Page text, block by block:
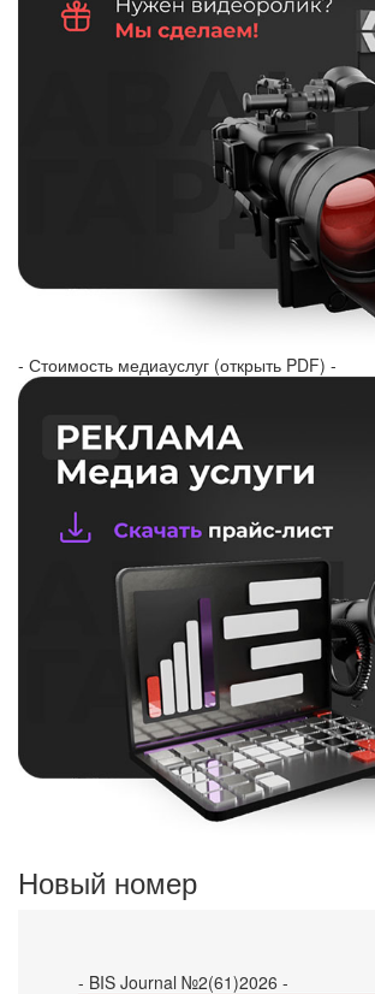
- Стоимость медиауслуг (открыть PDF) -
Новый номер
- BIS Journal №2(61)2026 -